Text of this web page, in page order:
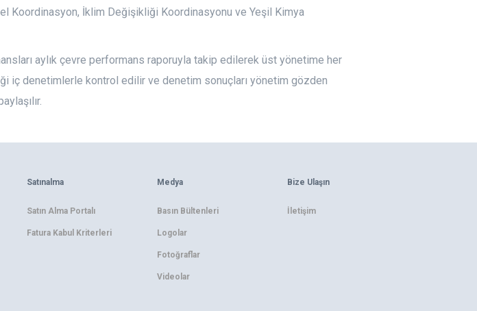
Koordinasyon, İklim Değişikliği Koordinasyonu ve Yeşil Kimya
aylık çevre performans raporuyla takip edilerek üst yönetime her
iç denetimlerle kontrol edilir ve denetim sonuçları yönetim gözden
Satınalma
Satın Alma Portalı
Fatura Kabul Kriterleri
Medya
Basın Bültenleri
Logolar
Fotoğraflar
Videolar
Bize Ulaşın
İletişim